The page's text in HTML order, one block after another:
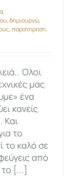
,
,δημιουργώ,
,παρατηρηση,
Όλοι
μας
ένα
κανείς
Και
το
το καλό σε
από
το [...]